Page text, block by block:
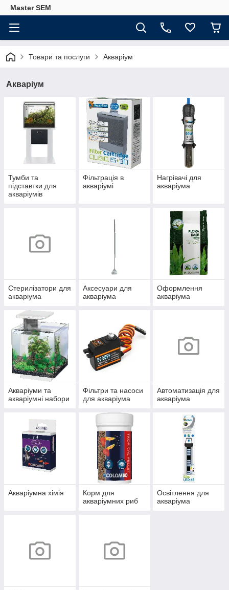
Master SEM
Товари та послуги Акваріум
Акваріум
Тумби та
підставтки для
акваріумів
Фільтрація в
акваріумі
Нагрівачі для
акваріума
Стерилізатори для
акваріума
Аксесуари для
акваріума
Оформлення
акваріума
Акваріуми та
акваріумні набори
Фільтри та насоси
для акваріума
Автоматизація для
акваріума
Акваріумна хімія
Корм для
акваріумних риб
Освітлення для
акваріума